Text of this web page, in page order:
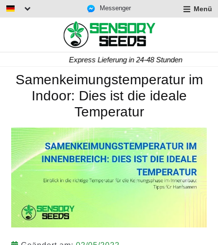
Messenger Menü
Express Lieferung in 24-48 Stunden
Samenkeimungstemperatur im
Indoor: Dies ist die ideale
Temperatur